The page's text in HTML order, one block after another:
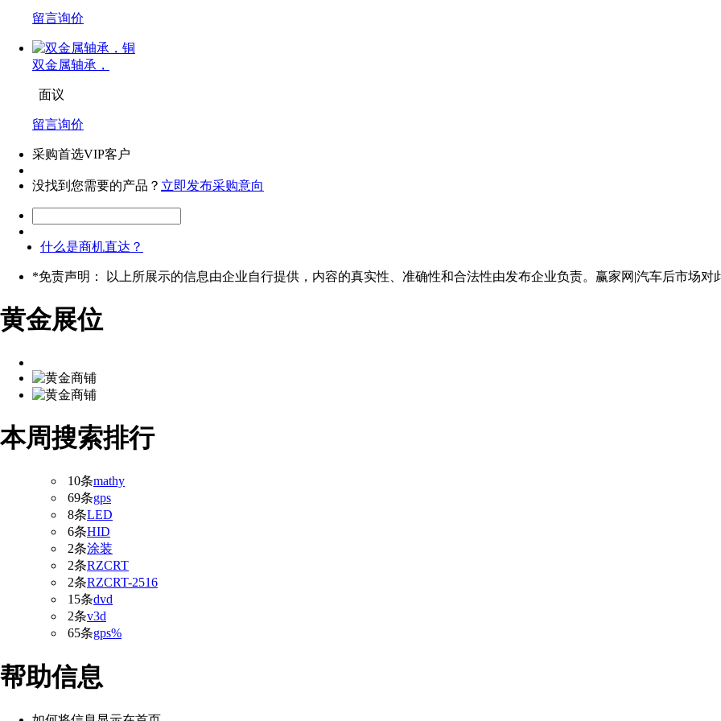
留言询价
双金属轴承，
面议
留言询价
采购首选VIP客户
没找到您需要的产品？ 立即发布采购意向
什么是商机直达？
*免责声明： 以上所展示的信息由企业自行提供，内容的真实性、准确性和合法性由发布企业负责。赢家网|汽车后市场对
黄金展位
本周搜索排行
10条mathy
69条gps
8条LED
6条HID
2条涂装
2条RZCRT
2条RZCRT-2516
15条dvd
2条v3d
65条gps%
帮助信息